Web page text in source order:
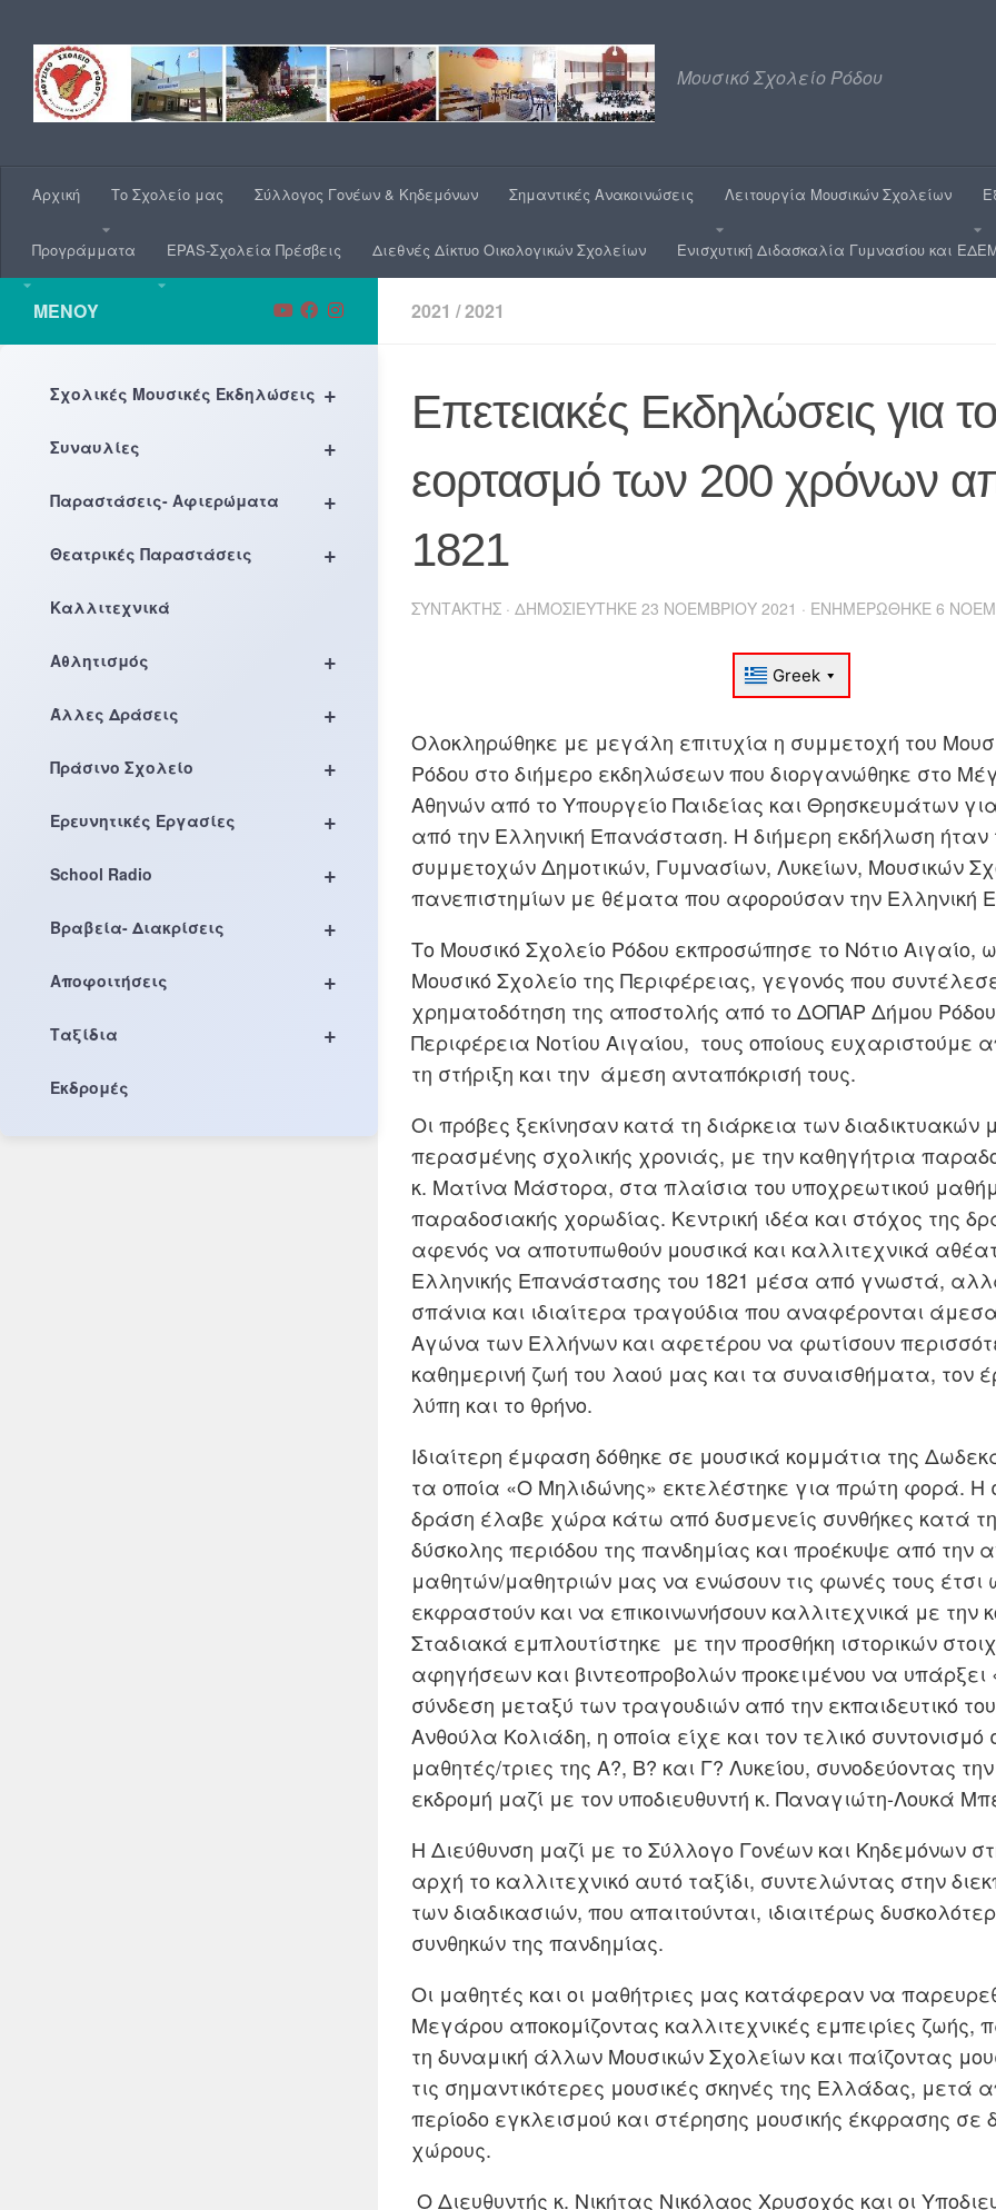
Μουσικό Σχολείο Ρόδου
Αρχική Το Σχολείο μας Σύλλογος Γονέων & Κηδεμόνων Σημαντικές Ανακοινώσεις Λειτουργία Μουσικών Σχολείων
Προγράμματα EPAS-Σχολεία Πρέσβεις Διεθνές Δίκτυο Οικολογικών Σχολείων Ενισχυτική Διδασκαλία Γυμνασίου και
2021 /2021
Επετειακές Εκδηλώσεις για
εορτασμό των 200 χρόνων
1821
ΣΥΝΤΆΚΤΗΣ · ΔΗΜΟΣΙΕΎΤΗΚΕ 23 ΝΟΕΜΒΡΊΟΥ 2021 · ΕΝΗΜΕΡΏΘΗΚΕ 6
Ολοκληρώθηκε με μεγάλη επιτυχία η συμμετοχή του
Ρόδου στο διήμερο εκδηλώσεων που διοργανώθηκε στο
Αθηνών από το Υπουργείο Παιδείας και Θρησκευμάτων
από την Ελληνική Επανάσταση. Η διήμερη εκδήλωση
συμμετοχών Δημοτικών, Γυμνασίων, Λυκείων, Μουσικών
πανεπιστημίων με θέματα που αφορούσαν την Ελληνική
Το Μουσικό Σχολείο Ρόδου εκπροσώπησε το Νότιο Αιγαίο,
Μουσικό Σχολείο της Περιφέρειας, γεγονός που
χρηματοδότηση της αποστολής από το ΔΟΠΑΡ Δήμου
Περιφέρεια Νοτίου Αιγαίου, τους οποίους ευχαριστούμε
τη στήριξη και την άμεση ανταπόκρισή τους.
Οι πρόβες ξεκίνησαν κατά τη διάρκεια των διαδικτυακών
περασμένης σχολικής χρονιάς, με την καθηγήτρια
κ. Ματίνα Μάστορα, στα πλαίσια του υποχρεωτικού
παραδοσιακής χορωδίας. Κεντρική ιδέα και στόχος της
αφενός να αποτυπωθούν μουσικά και καλλιτεχνικά
Ελληνικής Επανάστασης του 1821 μέσα από γνωστά,
σπάνια και ιδιαίτερα τραγούδια που αναφέρονται
Αγώνα των Ελλήνων και αφετέρου να φωτίσουν
καθημερινή ζωή του λαού μας και τα συναισθήματα, τον
λύπη και το θρήνο.
Ιδιαίτερη έμφαση δόθηκε σε μουσικά κομμάτια της
τα οποία «Ο Μηλιδώνης» εκτελέστηκε για πρώτη φορά. Η
δράση έλαβε χώρα κάτω από δυσμενείς συνθήκες κατά τη
δύσκολης περιόδου της πανδημίας και προέκυψε από την
μαθητών/μαθητριών μας να ενώσουν τις φωνές τους έτσι
εκφραστούν και να επικοινωνήσουν καλλιτεχνικά με την
Σταδιακά εμπλουτίστηκε με την προσθήκη ιστορικών
αφηγήσεων και βιντεοπροβολών προκειμένου να υπάρξει
σύνδεση μεταξύ των τραγουδιών από την εκπαιδευτικό
Ανθούλα Κολιάδη, η οποία είχε και τον τελικό συντονισμό
μαθητές/τριες της Α?, Β? και Γ? Λυκείου, συνοδεύοντας
εκδρομή μαζί με τον υποδιευθυντή κ. Παναγιώτη-Λουκά
Η Διεύθυνση μαζί με το Σύλλογο Γονέων και Κηδεμόνων
αρχή το καλλιτεχνικό αυτό ταξίδι, συντελώντας στην
των διαδικασιών, που απαιτούνται, ιδιαιτέρως
συνθηκών της πανδημίας.
Οι μαθητές και οι μαθήτριες μας κατάφεραν να
Μεγάρου αποκομίζοντας καλλιτεχνικές εμπειρίες ζωής,
τη δυναμική άλλων Μουσικών Σχολείων και παίζοντας
τις σημαντικότερες μουσικές σκηνές της Ελλάδας, μετά
περίοδο εγκλεισμού και στέρησης μουσικής έκφρασης σε
χώρους.
Ο Διευθυντής κ. Νικήτας Νικόλαος Χρυσοχός και οι
ΜΕΝΟΎ
+
Σχολικές Μουσικές Εκδηλώσεις
+
Συναυλίες
+
Παραστάσεις- Αφιερώματα
+
Θεατρικές Παραστάσεις
Καλλιτεχνικά
+
Αθλητισμός
+
Άλλες Δράσεις
+
Πράσινο Σχολείο
+
Ερευνητικές Εργασίες
+
School Radio
+
Βραβεία- Διακρίσεις
+
Αποφοιτήσεις
+
Ταξίδια
Εκδρομές